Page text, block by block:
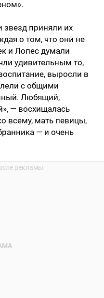
звезд приняли их
о том, что они не
и Лопес думали
удивительным то,
выросли в
с общими
Любящий,
— восхищалась
всему, мать певицы,
— и очень